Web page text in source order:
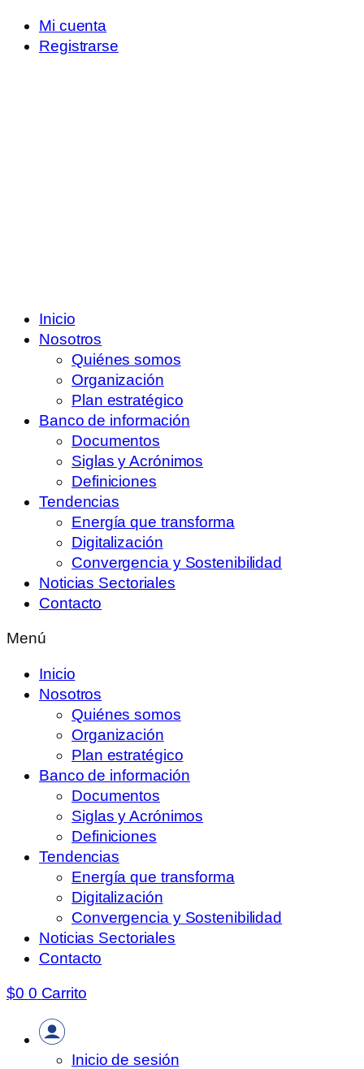
Mi cuenta
Registrarse
Inicio
Nosotros
Quiénes somos
Organización
Plan estratégico
Banco de información
Documentos
Siglas y Acrónimos
Definiciones
Tendencias
Energía que transforma
Digitalización
Convergencia y Sostenibilidad
Noticias Sectoriales
Contacto
Menú
Inicio
Nosotros
Quiénes somos
Organización
Plan estratégico
Banco de información
Documentos
Siglas y Acrónimos
Definiciones
Tendencias
Energía que transforma
Digitalización
Convergencia y Sostenibilidad
Noticias Sectoriales
Contacto
$0 0 Carrito
Inicio de sesión